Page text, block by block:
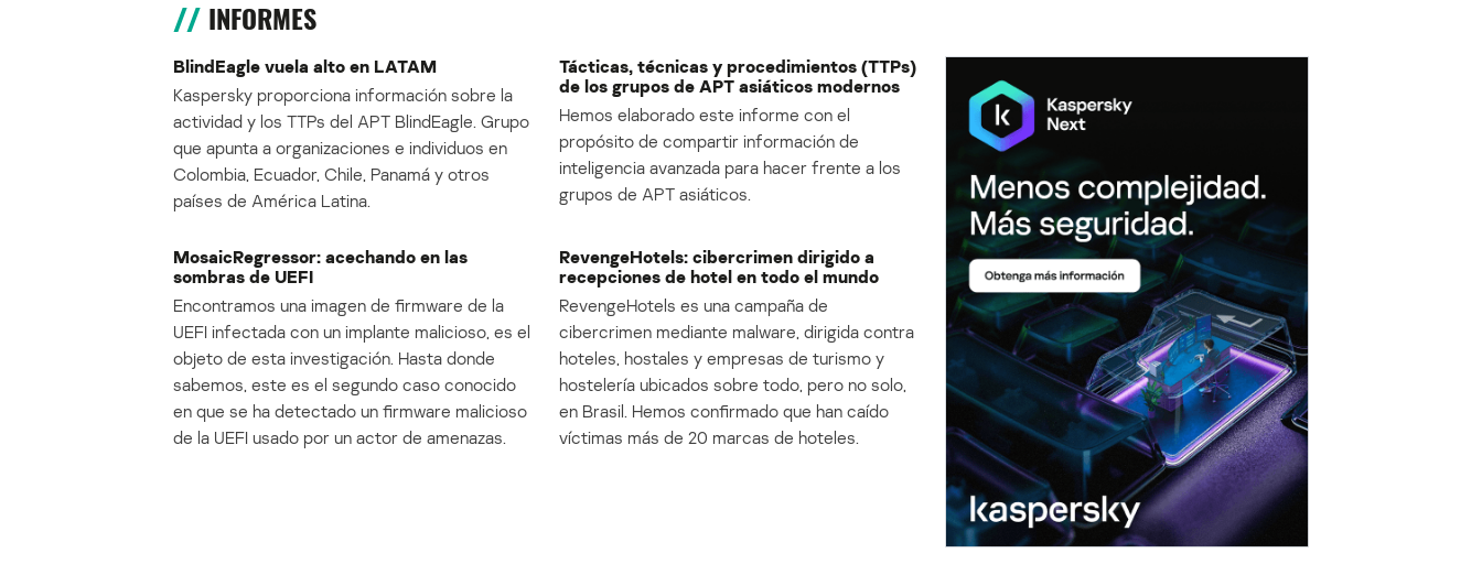
INFORMES
BlindEagle vuela alto en LATAM
Kaspersky proporciona información sobre la
actividad y los TTPs del APT BlindEagle. Grupo
que apunta a organizaciones e individuos en
Colombia, Ecuador, Chile, Panamá y otros
países de América Latina.
Tácticas, técnicas y procedimientos (TTPs)
de los grupos de APT asiáticos modernos
Hemos elaborado este informe con el
propósito de compartir información de
inteligencia avanzada para hacer frente a los
grupos de APT asiáticos.
MosaicRegressor: acechando en las
sombras de UEFI
Encontramos una imagen de firmware de la
UEFI infectada con un implante malicioso, es el
objeto de esta investigación. Hasta donde
sabemos, este es el segundo caso conocido
en que se ha detectado un firmware malicioso
de la UEFI usado por un actor de amenazas.
RevengeHotels: cibercrimen dirigido a
recepciones de hotel en todo el mundo
RevengeHotels es una campaña de
cibercrimen mediante malware, dirigida contra
hoteles, hostales y empresas de turismo y
hostelería ubicados sobre todo, pero no solo,
en Brasil. Hemos confirmado que han caído
víctimas más de 20 marcas de hoteles.